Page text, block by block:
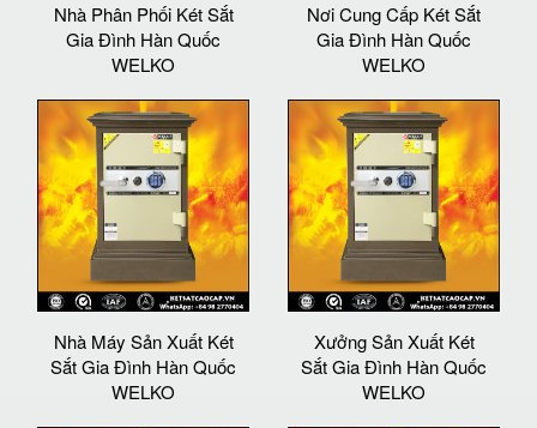
Nhà Phân Phối Két Sắt
Gia Đình Hàn Quốc
WELKO
Nơi Cung Cấp Két Sắt
Gia Đình Hàn Quốc
WELKO
Nhà Máy Sản Xuất Két
Sắt Gia Đình Hàn Quốc
WELKO
Xưởng Sản Xuất Két
Sắt Gia Đình Hàn Quốc
WELKO